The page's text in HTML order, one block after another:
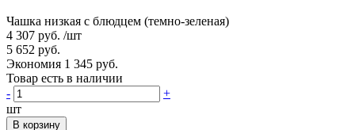
Чашка низкая с блюдцем (темно-зеленая)
4 307 руб. /шт
5 652 руб.
Экономия 1 345 руб.
Товар есть в наличии
-
+
шт
В корзину